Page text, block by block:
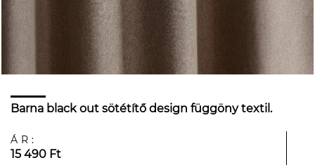
Barna black out sötétítő design függöny textil.
ÁR:
15 490 Ft